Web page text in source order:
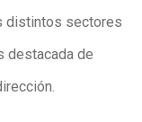
distintos sectores
destacada de